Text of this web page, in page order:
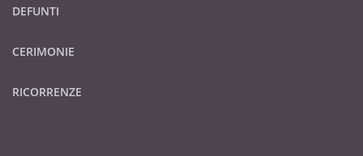
DEFUNTI
CERIMONIE
RICORRENZE